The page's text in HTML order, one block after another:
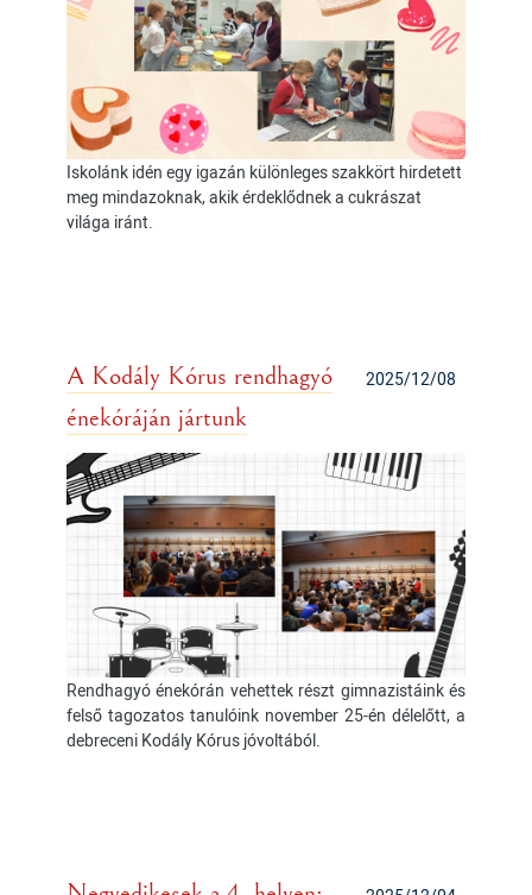
Iskolánk idén egy igazán különleges szakkört hirdetett
meg mindazoknak, akik érdeklődnek a cukrászat
világa iránt.
2025/12/08
A Kodály Kórus rendhagyó
énekóráján jártunk
Rendhagyó énekórán vehettek részt gimnazistáink és
felső tagozatos tanulóink november 25-én délelőtt, a
debreceni Kodály Kórus jóvoltából.